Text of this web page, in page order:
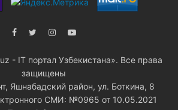
- IT портал Узбекистана». Все права
защищены
Яшнабадский район, ул. Боткина, 8
СМИ: №0965 от 10.05.2021